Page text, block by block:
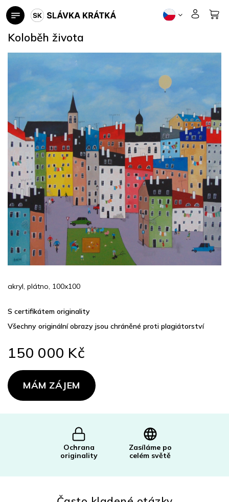
Přejít
na
Koloběh života
S certifikátem originality
Všechny originální obrazy jsou chráněné proti plagiátorství
150 000 Kč
Měrná
cena:MÁM ZÁJEM
akryl, plátno, 100x100
Ochrana
originality
Zasíláme po
celém světě